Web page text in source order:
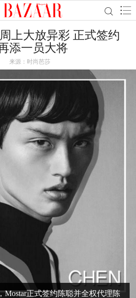
上大放异彩 正式签约
添一员大将
来源：时尚芭莎
Mostar正式签约陈聪并全权代理陈